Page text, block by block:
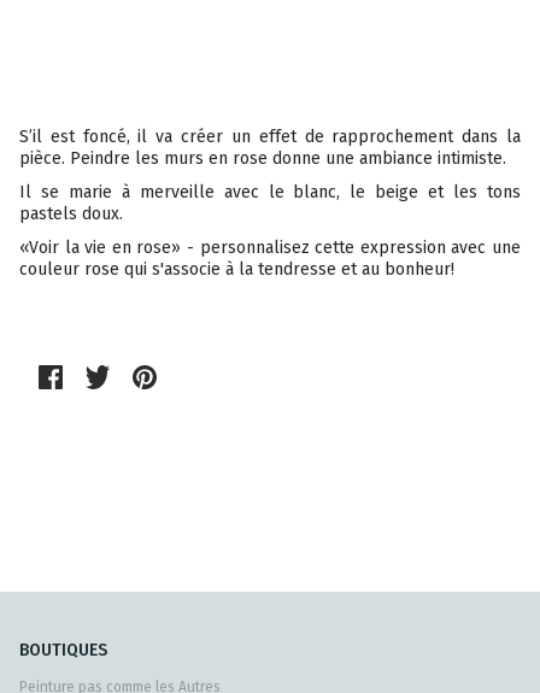
S’il est foncé, il va créer un effet de rapprochement dans la
pièce. Peindre les murs en rose donne une ambiance intimiste.
Il se marie à merveille avec le blanc, le beige et les tons
pastels doux.
«Voir la vie en rose» - personnalisez cette expression avec une
couleur rose qui s'associe à la tendresse et au bonheur!
BOUTIQUES
Peinture pas comme les Autres